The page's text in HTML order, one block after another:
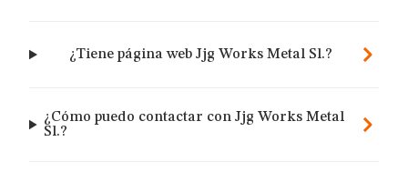
¿Tiene página web Jjg Works Metal Sl.?
¿Cómo puedo contactar con Jjg Works Metal
Sl.?